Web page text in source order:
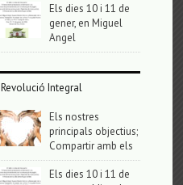
Els dies 10 i 11 de
gener, en Miguel
Angel
Revolució Integral
Els nostres
principals objectius;
Compartir amb els
Els dies 10 i 11 de